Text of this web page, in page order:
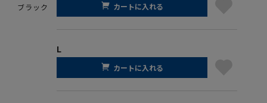
ブラック カートに入れる
L
カートに入れる